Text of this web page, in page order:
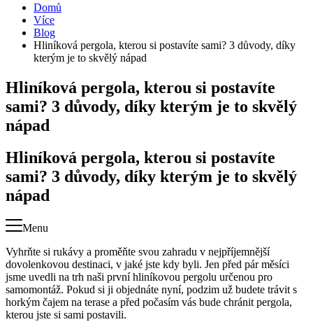
Domů
Více
Blog
Hliníková pergola, kterou si postavíte sami? 3 důvody, díky
kterým je to skvělý nápad
Hliníková pergola, kterou si postavíte
sami? 3 důvody, díky kterým je to skvělý
nápad
Hliníková pergola, kterou si postavíte
sami? 3 důvody, díky kterým je to skvělý
nápad
Menu
Vyhrňte si rukávy a proměňte svou zahradu v nejpříjemnější
dovolenkovou destinaci, v jaké jste kdy byli. Jen před pár měsíci
jsme uvedli na trh naši první hliníkovou pergolu určenou pro
samomontáž. Pokud si ji objednáte nyní, podzim už budete trávit s
horkým čajem na terase a před počasím vás bude chránit pergola,
kterou jste si sami postavili.